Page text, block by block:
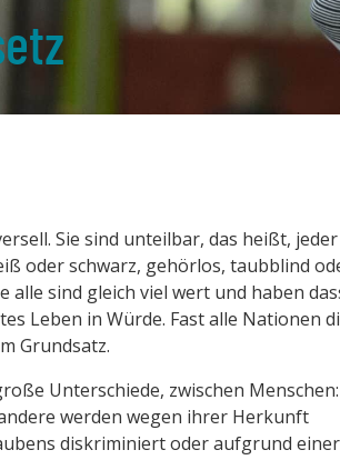
Sie sind unteilbar, das heißt, jeder
oder schwarz, gehörlos, taubblind
alle sind gleich viel wert und haben
Leben in Würde. Fast alle Nationen
Grundsatz.
Unterschiede, zwischen
werden wegen ihrer Herkunft
diskriminiert oder aufgrund einer